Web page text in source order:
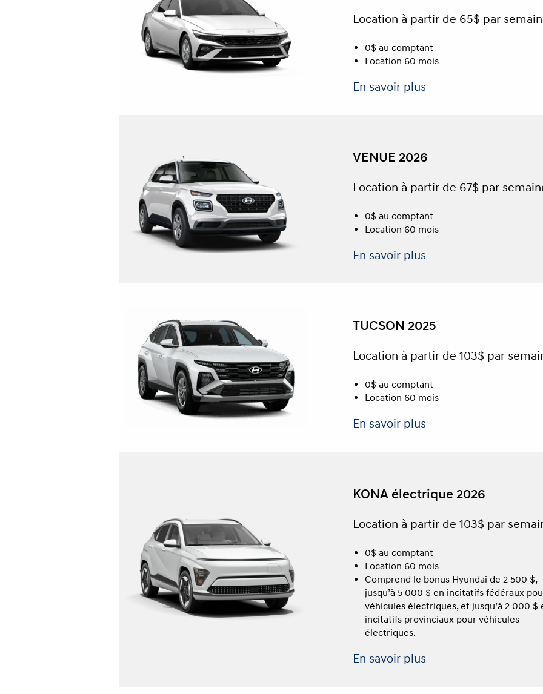
Location à partir de 65$ par
0$ au comptant
Location 60 mois
En savoir plus
VENUE 2026
Location à partir de 67$ par
0$ au comptant
Location 60 mois
En savoir plus
TUCSON 2025
Location à partir de 103$ par
0$ au comptant
Location 60 mois
En savoir plus
KONA électrique 2026
Location à partir de 103$ par
0$ au comptant
Location 60 mois
Comprend le bonus Hyundai de 2 500 $,
jusqu’à 5 000 $ en incitatifs fédéraux
véhicules électriques, et jusqu’à 2 000 $
incitatifs provinciaux pour véhicules
électriques.
En savoir plus